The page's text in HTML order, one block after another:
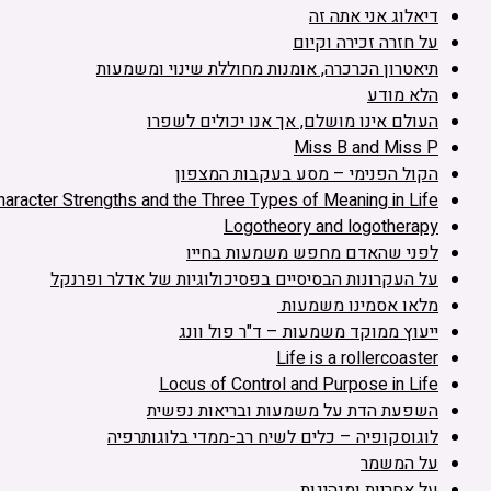
דיאלוג אני אתה זה
על חזרה זכירה וקיום
תיאטרון הכרכרה, אומנות מחוללת שינוי ומשמעות
הלא מודע
העולם אינו מושלם, אך אנו יכולים לשפרו
Miss B and Miss P
הקול הפנימי – מסע בעקבות המצפון
Strengths and the Three Types of Meaning in Life
Logotheory and logotherapy
לפני שהאדם מחפש משמעות בחייו
על העקרונות הבסיסיים בפסיכולוגיות של אדלר ופרנקל
מלאו אסמינו משמעות
ייעוץ ממוקד משמעות – ד"ר פול וונג
Life is a rollercoaster
Locus of Control and Purpose in Life
השפעת הדת על משמעות ובריאות נפשית
לוגוסקופיה – כלים לשיח רב-ממדי בלוגותרפיה
על המשמר